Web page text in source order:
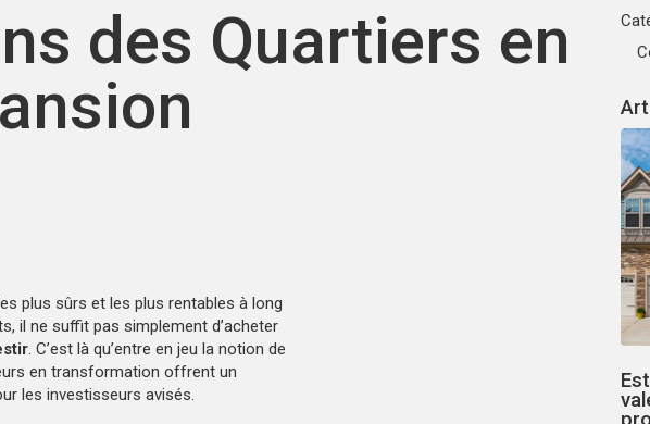
des Quartiers en
plus sûrs et les plus rentables à long
il ne suffit pas simplement d’acheter
. C’est là qu’entre en jeu la notion de
en transformation offrent un
les investisseurs avisés.